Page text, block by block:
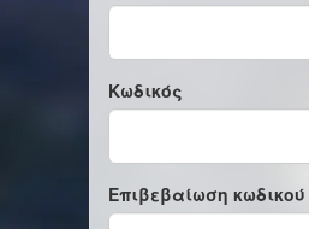
Κωδικός
Επιβεβαίωση κωδικού